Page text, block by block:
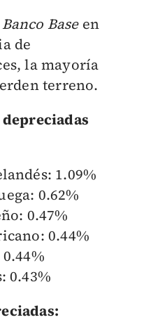
Banco Base en
de
la mayoría
terreno.
1.09%
0.62%
0.47%
0.44%
0.43%